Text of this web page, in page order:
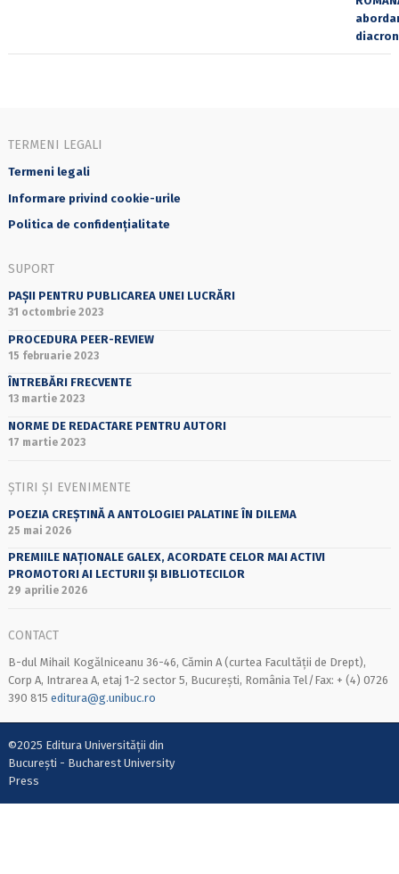
TERMENI LEGALI
Termeni legali
Informare privind cookie-urile
Politica de confidențialitate
SUPORT
PAȘII PENTRU PUBLICAREA UNEI LUCRĂRI
31 octombrie 2023
PROCEDURA PEER-REVIEW
15 februarie 2023
ÎNTREBĂRI FRECVENTE
13 martie 2023
NORME DE REDACTARE PENTRU AUTORI
17 martie 2023
ȘTIRI ȘI EVENIMENTE
POEZIA CREȘTINĂ A ANTOLOGIEI PALATINE ÎN DILEMA
25 mai 2026
PREMIILE NAȚIONALE GALEX, ACORDATE CELOR MAI ACTIVI
PROMOTORI AI LECTURII ȘI BIBLIOTECILOR
29 aprilie 2026
CONTACT
B-dul Mihail Kogălniceanu 36-46, Cămin A (curtea Facultății de Drept),
Corp A, Intrarea A, etaj 1-2 sector 5, București, România Tel/Fax: + (4) 0726
390 815 editura@g.unibuc.ro
©2025 Editura Universității din
București - Bucharest University
Press